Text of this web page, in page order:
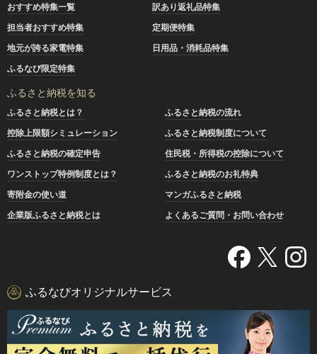
おすすめ特集一覧
訳あり返礼品特集
担当者おすすめ特集
定期便特集
地元が誇る家電特集
日用品・消耗品特集
ふるなび限定特集
ふるさと納税を知る
ふるさと納税とは？
ふるさと納税の流れ
控除上限額シミュレーション
ふるさと納税制度について
ふるさと納税の確定申告
住民税・所得税の控除について
ワンストップ特例制度とは？
ふるさと納税のお礼特典
寄附金の使い道
マンガふるさと納税
企業版ふるさと納税とは
よくあるご質問・お問い合わせ
ふるなびオリジナルサービス